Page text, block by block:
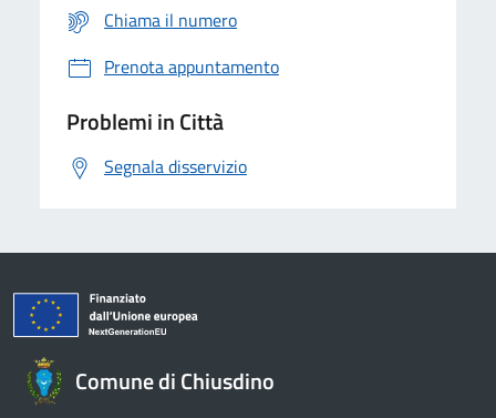
Chiama il numero
Prenota appuntamento
Problemi in Città
Segnala disservizio
Comune di Chiusdino